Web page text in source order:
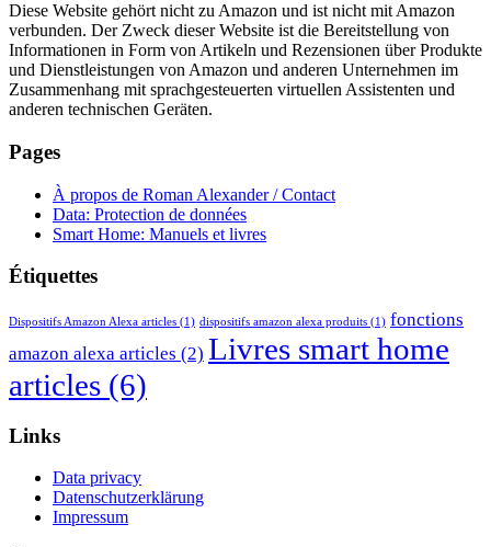
Diese Website gehört nicht zu Amazon und ist nicht mit Amazon
verbunden. Der Zweck dieser Website ist die Bereitstellung von
Informationen in Form von Artikeln und Rezensionen über Produkte
und Dienstleistungen von Amazon und anderen Unternehmen im
Zusammenhang mit sprachgesteuerten virtuellen Assistenten und
anderen technischen Geräten.
Pages
À propos de Roman Alexander / Contact
Data: Protection de données
Smart Home: Manuels et livres
Étiquettes
Dispositifs Amazon Alexa articles (1) dispositifs amazon alexa produits (1) fonctions
amazon alexa articles (2) Livres smart home
articles (6)
Links
Data privacy
Datenschutzerklärung
Impressum